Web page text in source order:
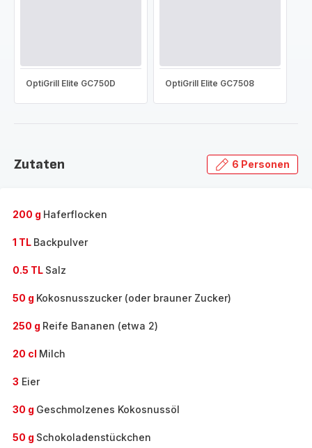
OptiGrill Elite GC750D OptiGrill Elite GC7508
Zutaten 6 Personen
200 g Haferflocken
1 TL Backpulver
0.5 TL Salz
50 g Kokosnusszucker (oder brauner Zucker)
250 g Reife Bananen (etwa 2)
20 cl Milch
3 Eier
30 g Geschmolzenes Kokosnussöl
50 g Schokoladenstückchen